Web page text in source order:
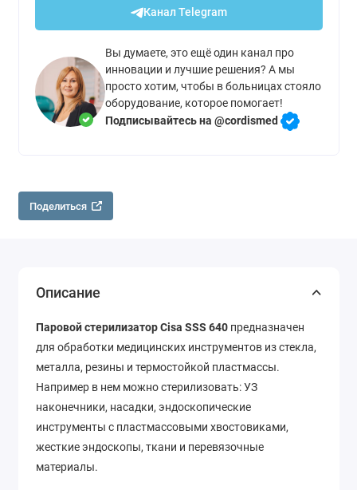
Канал Telegram
Вы думаете, это ещё один канал про
инновации и лучшие решения? А мы
просто хотим, чтобы в больницах стояло
оборудование, которое помогает!
Подписывайтесь на @cordismed
Поделиться
Описание
Паровой стерилизаторCisa SSS 640 предназначен
для обработки медицинских инструментов из стекла,
металла, резины и термостойкой пластмассы.
Например в нем можно стерилизовать: УЗ
наконечники, насадки, эндоскопические
инструменты с пластмассовыми хвостовиками,
жесткие эндоскопы, ткани и перевязочные
материалы.